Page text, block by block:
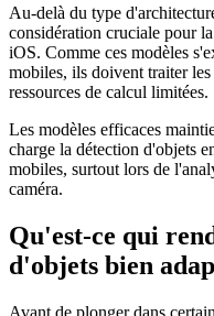
Au-delà du type
considération cruciale pour
iOS. Comme ces modèles
mobiles, ils doivent traiter
ressources de calcul limitées.
Les modèles efficaces
charge la détection d'objets
mobiles, surtout lors de
caméra.
Qu'est-ce qui
d'objets bien
Avant de plonger dans